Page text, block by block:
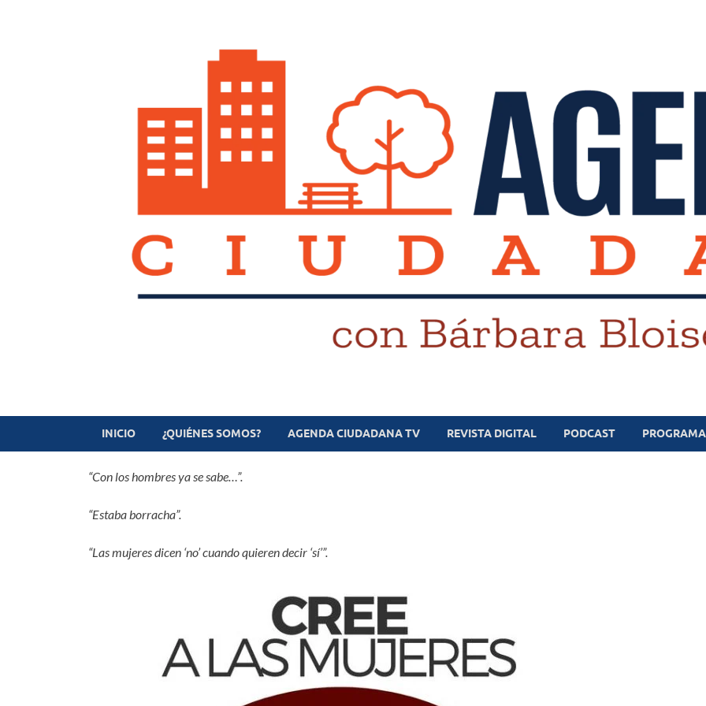
Revista digital
INICIO ¿QUIÉNES SOMOS? AGENDA CIUDADANA TV REVISTA DIGITAL PODCAST
“Con los hombres ya se sabe…”.
“Estaba borracha”.
“Las mujeres dicen ‘no’ cuando quieren decir ‘sí’”.